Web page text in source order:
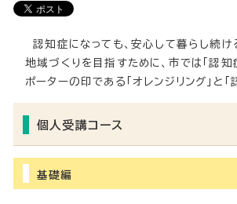
認知症になっても、安心して暮らし続
地域づくりを目指すために、市では「認
ポーターの印である「オレンジリング」と
個人受講コース
基礎編